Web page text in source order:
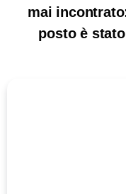
mai
posto è